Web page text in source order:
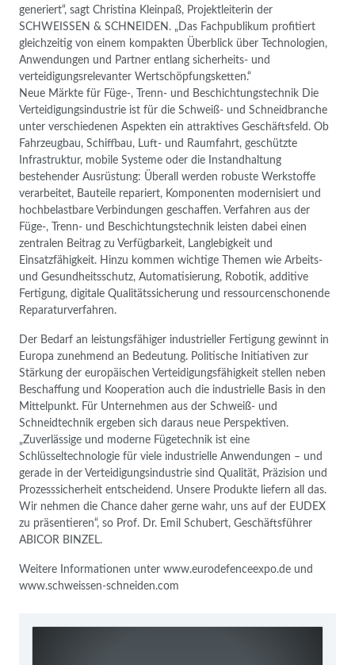
generiert“, sagt Christina Kleinpaß, Projektleiterin der
SCHWEISSEN & SCHNEIDEN. „Das Fachpublikum profitiert
gleichzeitig von einem kompakten Überblick über Technologien,
Anwendungen und Partner entlang sicherheits- und
verteidigungsrelevanter Wertschöpfungsketten.“
Neue Märkte für Füge-, Trenn- und Beschichtungstechnik Die
Verteidigungsindustrie ist für die Schweiß- und Schneidbranche
unter verschiedenen Aspekten ein attraktives Geschäftsfeld. Ob
Fahrzeugbau, Schiffbau, Luft- und Raumfahrt, geschützte
Infrastruktur, mobile Systeme oder die Instandhaltung
bestehender Ausrüstung: Überall werden robuste Werkstoffe
verarbeitet, Bauteile repariert, Komponenten modernisiert und
hochbelastbare Verbindungen geschaffen. Verfahren aus der
Füge-, Trenn- und Beschichtungstechnik leisten dabei einen
zentralen Beitrag zu Verfügbarkeit, Langlebigkeit und
Einsatzfähigkeit. Hinzu kommen wichtige Themen wie Arbeits-
und Gesundheitsschutz, Automatisierung, Robotik, additive
Fertigung, digitale Qualitätssicherung und ressourcenschonende
Reparaturverfahren.
Der Bedarf an leistungsfähiger industrieller Fertigung gewinnt in
Europa zunehmend an Bedeutung. Politische Initiativen zur
Stärkung der europäischen Verteidigungsfähigkeit stellen neben
Beschaffung und Kooperation auch die industrielle Basis in den
Mittelpunkt. Für Unternehmen aus der Schweiß- und
Schneidtechnik ergeben sich daraus neue Perspektiven.
„Zuverlässige und moderne Fügetechnik ist eine
Schlüsseltechnologie für viele industrielle Anwendungen – und
gerade in der Verteidigungsindustrie sind Qualität, Präzision und
Prozesssicherheit entscheidend. Unsere Produkte liefern all das.
Wir nehmen die Chance daher gerne wahr, uns auf der EUDEX
zu präsentieren“, so Prof. Dr. Emil Schubert, Geschäftsführer
ABICOR BINZEL.
Weitere Informationen unter www.eurodefenceexpo.de und
www.schweissen-schneiden.com